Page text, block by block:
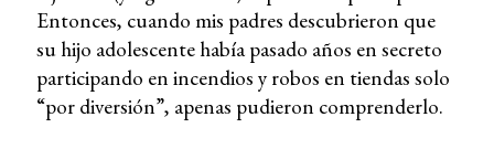
Entonces, cuando mis padres descubrieron que
su hijo adolescente había pasado años en secreto
participando en incendios y robos en tiendas solo
“por diversión”, apenas pudieron comprenderlo.